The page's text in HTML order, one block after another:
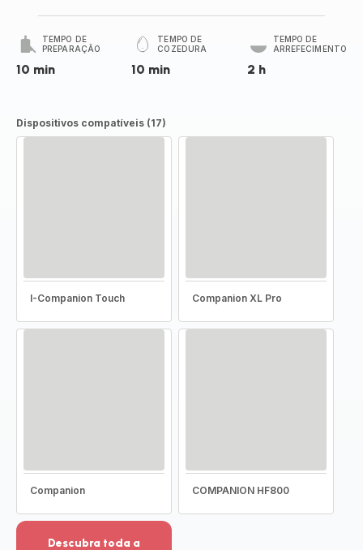
TEMPO DE
PREPARAÇÃO
10 min
TEMPO DE
COZEDURA
10 min
TEMPO DE
ARREFECIMENTO
2 h
Dispositivos compatíveis (17)
I-Companion Touch Companion XL Pro
Companion COMPANION HF800
Descubra toda a